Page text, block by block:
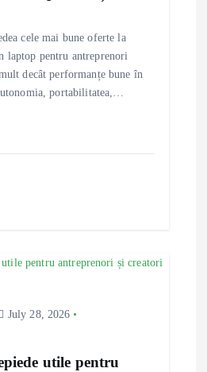
cele mai bune oferte la
laptop pentru antreprenori
decât performanțe bune în
portabilitatea,…
July 28, 2026
utile pentru